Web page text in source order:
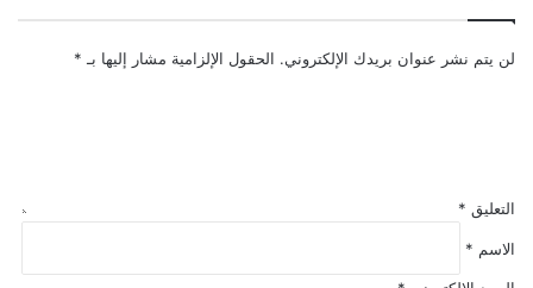
تبوك
ويثير
لن يتم نشر عنوان بريدك الإلكتروني. الحقول الإلزامية مشار إليها بـ *
التعليق *
الاسم *